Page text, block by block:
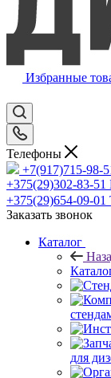
Избранные
Телефоны
+7(917)715-98-
+375(29)302-83-51
+375(29)654-09-01
Заказать звонок
Каталог
для